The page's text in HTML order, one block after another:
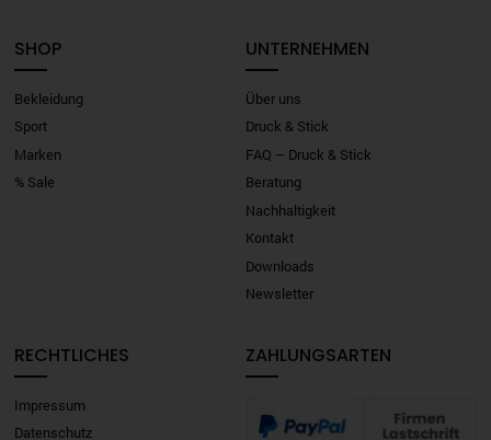
SHOP
Bekleidung
Sport
Marken
% Sale
UNTERNEHMEN
Über uns
Druck & Stick
FAQ – Druck & Stick
Beratung
Nachhaltigkeit
Kontakt
Downloads
Newsletter
RECHTLICHES
Impressum
Datenschutz
ZAHLUNGSARTEN